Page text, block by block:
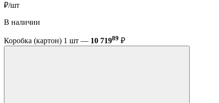
₽/шт
В наличии
Коробка (картон) 1 шт — 10 71989 ₽